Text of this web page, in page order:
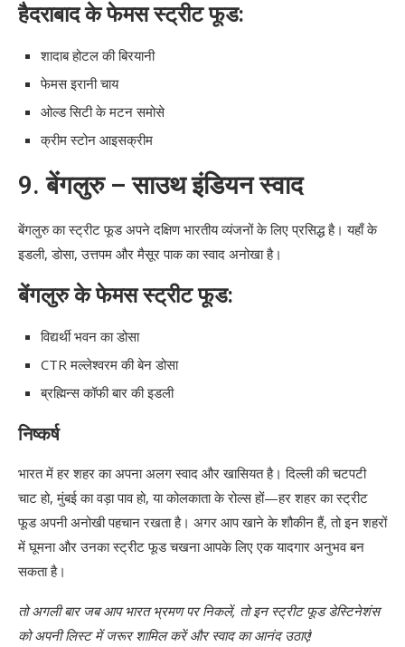
हैदराबाद के फेमस स्ट्रीट फूड:
शादाब होटल की बिरयानी
फेमस इरानी चाय
ओल्ड सिटी के मटन समोसे
क्रीम स्टोन आइसक्रीम
9.बेंगलुरु – साउथ इंडियन स्वाद
बेंगलुरु का स्ट्रीट फूड अपने दक्षिण भारतीय व्यंजनों के लिए प्रसिद्ध है। यहाँ के
इडली, डोसा, उत्तपम और मैसूर पाक का स्वाद अनोखा है।
बेंगलुरु के फेमस स्ट्रीट फूड:
विद्यर्थी भवन का डोसा
CTR मल्लेश्वरम की बेन डोसा
ब्रह्मिन्स कॉफी बार की इडली
निष्कर्ष
भारत में हर शहर का अपना अलग स्वाद और खासियत है। दिल्ली की चटपटी
चाट हो, मुंबई का वड़ा पाव हो, या कोलकाता के रोल्स हों—हर शहर का स्ट्रीट
फूड अपनी अनोखी पहचान रखता है। अगर आप खाने के शौकीन हैं, तो इन शहरों
में घूमना और उनका स्ट्रीट फूड चखना आपके लिए एक यादगार अनुभव बन
सकता है।
तो अगली बार जब आप भारत भ्रमण पर निकलें, तो इन स्ट्रीट फूड डेस्टिनेशंस
को अपनी लिस्ट में जरूर शामिल करें और स्वाद का आनंद उठाएं!